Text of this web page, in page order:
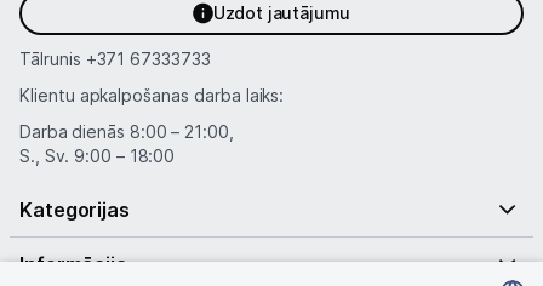
Uzdot jautājumu
Tālrunis +371 67333733
Klientu apkalpošanas darba laiks:
Darba dienās 8:00 – 21:00,
S., Sv. 9:00 – 18:00
Kategorijas
Informācija